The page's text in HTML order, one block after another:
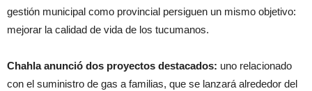
gestión municipal como provincial persiguen un mismo objetivo:
mejorar la calidad de vida de los tucumanos.
Chahla anunció dos proyectos destacados: uno relacionado
con el suministro de gas a familias, que se lanzará alrededor del